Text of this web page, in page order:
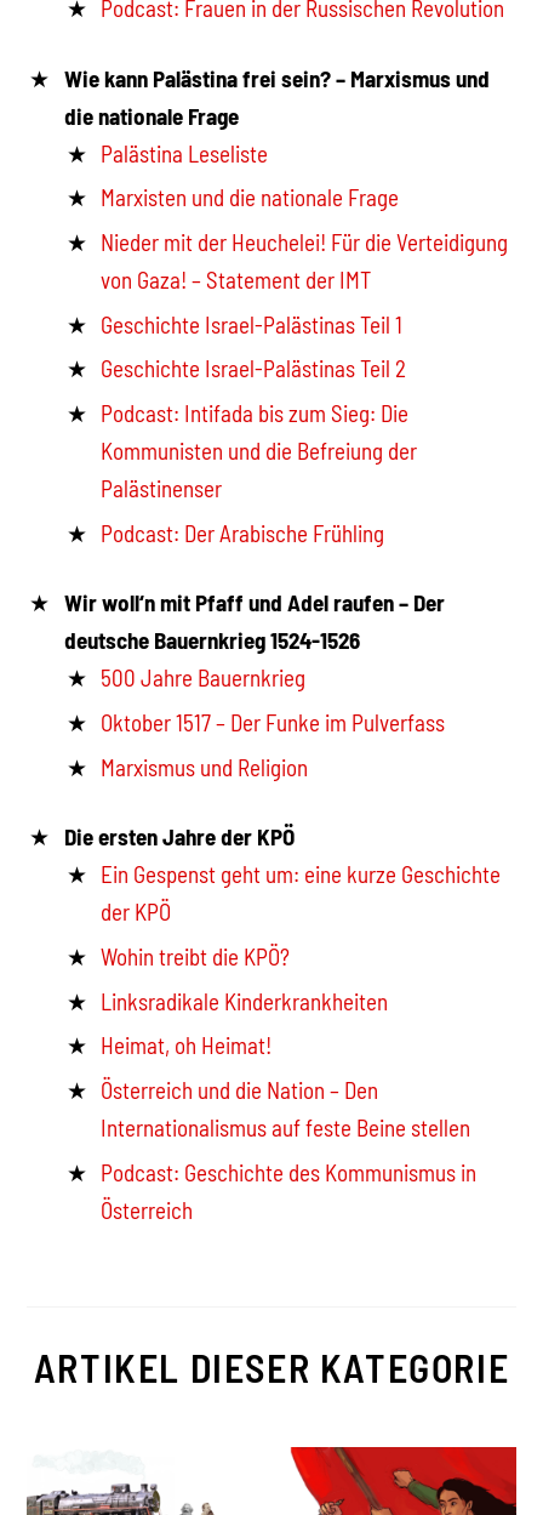
Podcast: Frauen in der Russischen Revolution
Wie kann Palästina frei sein? – Marxismus und
die nationale Frage
Palästina Leseliste
Marxisten und die nationale Frage
Nieder mit der Heuchelei! Für die Verteidigung
von Gaza! – Statement der IMT
Geschichte Israel-Palästinas Teil 1
Geschichte Israel-Palästinas Teil 2
Podcast: Intifada bis zum Sieg: Die
Kommunisten und die Befreiung der
Palästinenser
Podcast: Der Arabische Frühling
Wir woll‘n mit Pfaff und Adel raufen – Der
deutsche Bauernkrieg 1524-1526
500 Jahre Bauernkrieg
Oktober 1517 – Der Funke im Pulverfass
Marxismus und Religion
Die ersten Jahre der KPÖ
Ein Gespenst geht um: eine kurze Geschichte
der KPÖ
Wohin treibt die KPÖ?
Linksradikale Kinderkrankheiten
Heimat, oh Heimat!
Österreich und die Nation – Den
Internationalismus auf feste Beine stellen
Podcast: Geschichte des Kommunismus in
Österreich
ARTIKEL DIESER KATEGORIE